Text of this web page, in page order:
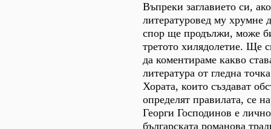
Въпреки заглавието си,
литературовед му хрумне
спор ще продължи, може
третото хилядолетие. Ще
да коментираме какво
литература от гледна
Хората, които създават
определят правилата, се
Георги Господинов е
българската романова